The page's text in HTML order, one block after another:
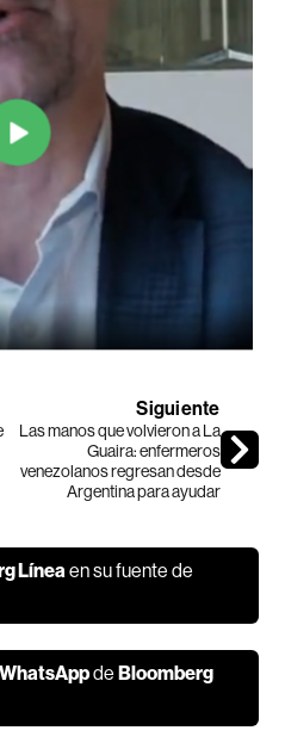
Siguiente
Las manos que volvieron a La
Guaira: enfermeros
venezolanos regresan desde
Argentina para ayudar
Línea en su fuente de
WhatsAppdeBloomberg